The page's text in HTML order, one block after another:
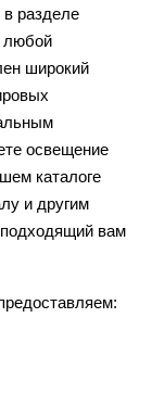
в разделе
любой
широкий
освещение
каталоге
и другим
вам